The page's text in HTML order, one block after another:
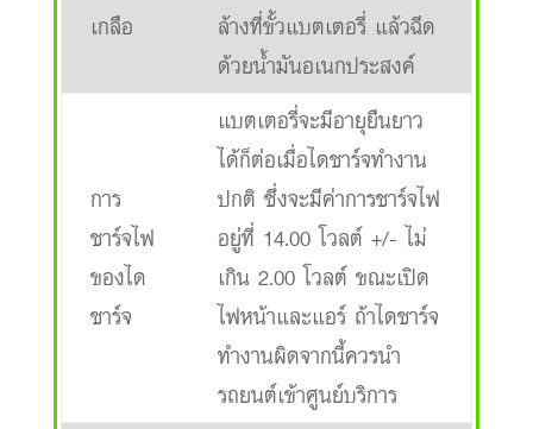
เกลือ
ล้างที่ขั้วแบตเตอรี่ แล้วฉีด
ด้วยน้ำมันอเนกประสงค์
การ
ชาร์จไฟ
ของได
ชาร์จ
แบตเตอรี่จะมีอายุยืนยาว
ได้ก็ต่อเมื่อไดชาร์จทำงาน
ปกติ ซึ่งจะมีค่าการชาร์จไฟ
อยู่ที่ 14.00 โวลต์ +/- ไม่
เกิน 2.00 โวลต์ ขณะเปิด
ไฟหน้าและแอร์ ถ้าไดชาร์จ
ทำงานผิดจากนี้ควรนำ
รถยนต์เข้าศูนย์บริการ